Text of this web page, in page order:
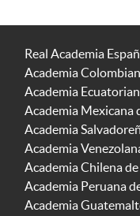
Real Academia
Academia
Academia
Academia Mexicana
Academia
Academia
Academia Chilena
Academia Peruana
Academia